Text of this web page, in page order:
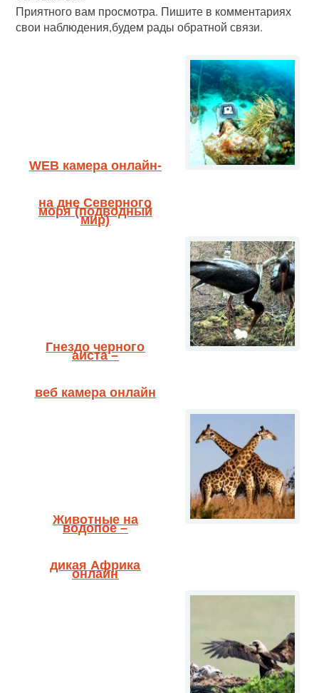
Приятного вам просмотра. Пишите в комментариях
свои наблюдения,будем рады обратной связи.
WEB камера онлайн-
на дне Северного
моря (подводный
мир)
Гнездо черного
аиста –
веб камера онлайн
Животные на
водопое –
дикая Африка
онлайн